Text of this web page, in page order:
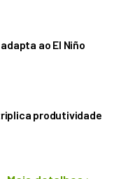
ao El Niño
produtividade